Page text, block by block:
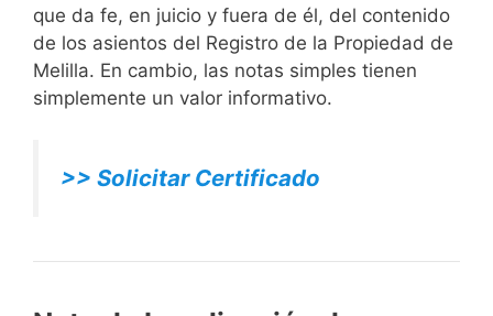
que da fe, en juicio y fuera de él, del contenido
de los asientos del Registro de la Propiedad de
Melilla. En cambio, las notas simples tienen
simplemente un valor informativo.
>> Solicitar Certificado